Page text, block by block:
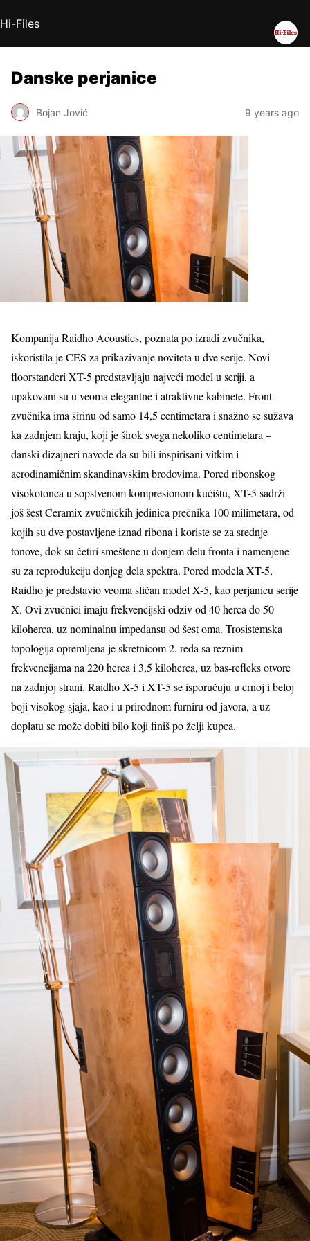
Hi-Files
Danske perjanice
Bojan Jović 9 years ago
Kompanija Raidho Acoustics, poznata po izradi zvučnika,
iskoristila je CES za prikazivanje noviteta u dve serije. Novi
floorstanderi XT-5 predstavljaju najveći model u seriji, a
upakovani su u veoma elegantne i atraktivne kabinete. Front
zvučnika ima širinu od samo 14,5 centimetara i snažno se sužava
ka zadnjem kraju, koji je širok svega nekoliko centimetara –
danski dizajneri navode da su bili inspirisani vitkim i
aerodinamičnim skandinavskim brodovima. Pored ribonskog
visokotonca u sopstvenom kompresionom kućištu, XT-5 sadrži
još šest Ceramix zvučničkih jedinica prečnika 100 milimetara, od
kojih su dve postavljene iznad ribona i koriste se za srednje
tonove, dok su četiri smeštene u donjem delu fronta i namenjene
su za reprodukciju donjeg dela spektra. Pored modela XT-5,
Raidho je predstavio veoma sličan model X-5, kao perjanicu serije
X. Ovi zvučnici imaju frekvencijski odziv od 40 herca do 50
kiloherca, uz nominalnu impedansu od šest oma. Trosistemska
topologija opremljena je skretnicom 2. reda sa reznim
frekvencijama na 220 herca i 3,5 kiloherca, uz bas-refleks otvore
na zadnjoj strani. Raidho X-5 i XT-5 se isporučuju u crnoj i beloj
boji visokog sjaja, kao i u prirodnom furniru od javora, a uz
doplatu se može dobiti bilo koji finiš po želji kupca.